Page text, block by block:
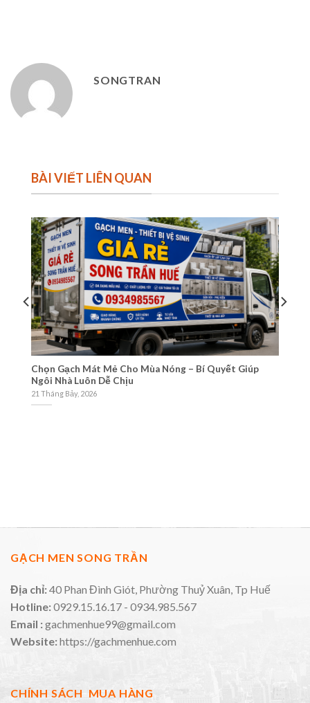
SONGTRAN
BÀI VIẾT LIÊN QUAN
Chọn Gạch Mát Mẻ Cho Mùa Nóng – Bí Quyết Giúp
Ngôi Nhà Luôn Dễ Chịu
21 Tháng Bảy, 2026
GẠCH MEN SONG TRẦN
Địa chỉ:40 Phan Đình Giót, Phường Thuỷ Xuân, Tp Huế
Hotline:0929.15.16.17 - 0934.985.567
Email :gachmenhue99@gmail.com
Website:https://gachmenhue.com
CHÍNH SÁCH MUA HÀNG